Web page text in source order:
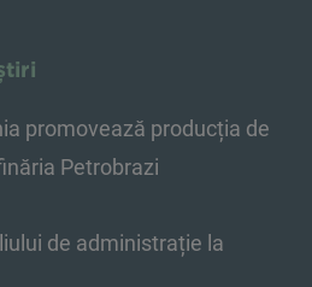
promovează producția de
Petrobrazi
de administrație la